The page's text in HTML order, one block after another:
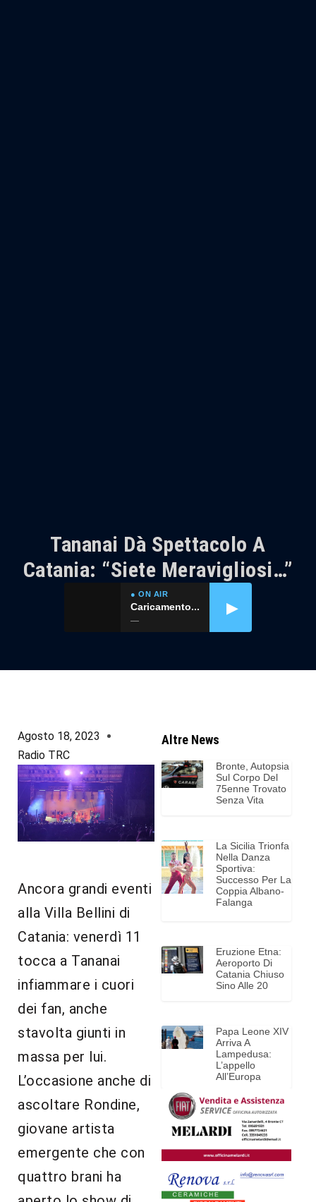
Tananai Dà Spettacolo A
Catania: “Siete Meravigliosi…”
● ON AIR
Caricamento...
—
▶
Agosto 18, 2023
Radio TRC
Ancora grandi eventi
alla Villa Bellini di
Catania: venerdì 11
tocca a Tananai
infiammare i cuori
dei fan, anche
stavolta giunti in
massa per lui.
L’occasione anche di
ascoltare Rondine,
giovane artista
emergente che con
quattro brani ha
Altre News
Bronte, Autopsia
Sul Corpo Del
75enne Trovato
Senza Vita
La Sicilia Trionfa
Nella Danza
Sportiva:
Successo Per La
Coppia Albano-
Falanga
Eruzione Etna:
Aeroporto Di
Catania Chiuso
Sino Alle 20
Papa Leone XIV
Arriva A
Lampedusa:
L’appello
All’Europa